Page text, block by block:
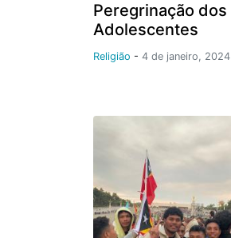
Peregrinação dos
Adolescentes
Religião - 4 de janeiro, 2024